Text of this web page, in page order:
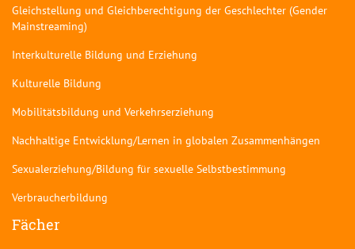
Gleichstellung und Gleichberechtigung der Geschlechter (Gender
Mainstreaming)
Interkulturelle Bildung und Erziehung
Kulturelle Bildung
Mobilitätsbildung und Verkehrserziehung
Nachhaltige Entwicklung/Lernen in globalen Zusammenhängen
Sexualerziehung/Bildung für sexuelle Selbstbestimmung
Verbraucherbildung
Fächer